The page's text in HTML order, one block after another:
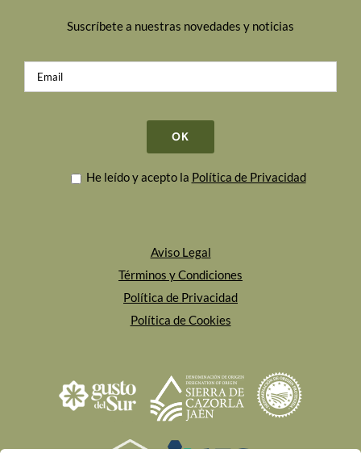
Suscríbete a nuestras novedades y noticias
He leído y acepto la Política de Privacidad
Aviso Legal
Términos y Condiciones
Política de Privacidad
Política de Cookies